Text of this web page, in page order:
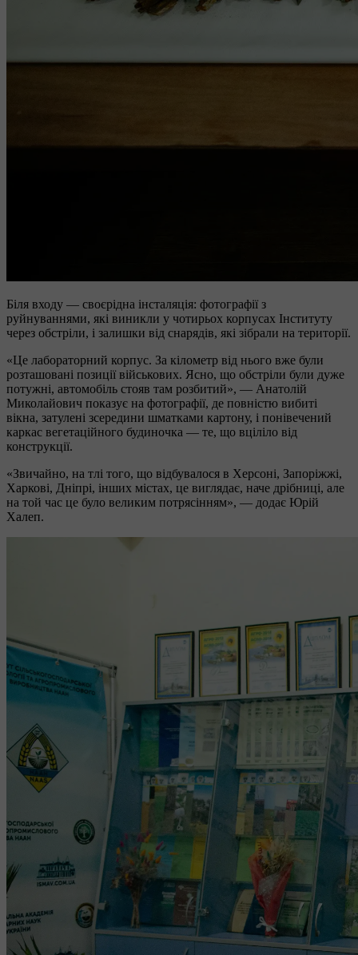
Біля входу — своєрідна інсталяція: фотографії з
руйнуваннями, які виникли у чотирьох корпусах Інституту
через обстріли, і залишки від снарядів, які зібрали на території.
«Це лабораторний корпус. За кілометр від нього вже були
розташовані позиції військових. Ясно, що обстріли були дуже
потужні, автомобіль стояв там розбитий», — Анатолій
Миколайович показує на фотографії, де повністю вибиті
вікна, затулені зсередини шматками картону, і понівечений
каркас вегетаційного будиночка — те, що вціліло від
конструкції.
«Звичайно, на тлі того, що відбувалося в Херсоні, Запоріжжі,
Харкові, Дніпрі, інших містах, це виглядає, наче дрібниці, але
на той час це було великим потрясінням», — додає Юрій
Халеп.